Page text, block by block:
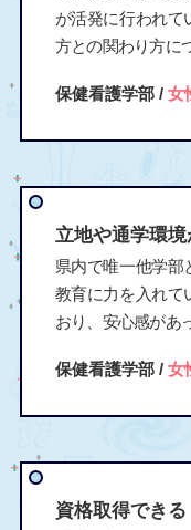
が活発に行われて
方との関わり方に
保健看護学部 / 女
立地や通学環
県内で唯一他学部
教育に力を入れて
おり、安心感があ
保健看護学部 / 女
資格取得できる